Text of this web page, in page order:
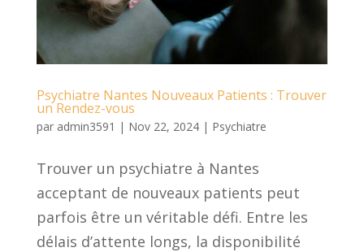
Psychiatre Nantes Nouveaux Patients : Trouver
un Rendez-vous
par admin3591 | Nov 22, 2024| Psychiatre
Trouver un psychiatre à Nantes
acceptant de nouveaux patients peut
parfois être un véritable défi. Entre les
délais d’attente longs, la disponibilité